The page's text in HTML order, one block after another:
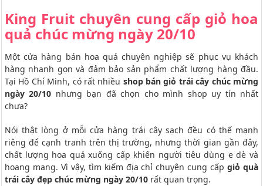
King Fruit chuyên cung cấp giỏ hoa
quả chúc mừng ngày 20/10
Một cửa hàng bán hoa quả chuyên nghiệp sẽ phục vụ khách
hàng nhanh gọn và đảm bảo sản phẩm chất lượng hàng đầu.
Tại Hồ Chí Minh, có rất nhiều shop bán giỏ trái cây chúc mừng
ngày 20/10 nhưng bạn đã chọn cho mình shop uy tín nhất
chưa?
Nói thật lòng ở mỗi cửa hàng trái cây sạch đều có thế mạnh
riêng để cạnh tranh trên thị trường, nhưng thời gian gần đây,
chất lượng hoa quả xuống cấp khiến người tiêu dùng e dè và
hoang mang. Vì vậy, tìm kiếm địa chỉ chuyên cung cấpgiỏ quà
trái cây đẹp chúc mừng ngày 20/10 rất quan trọng.